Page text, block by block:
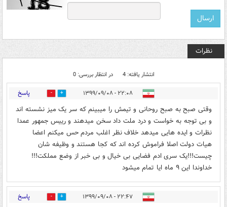
نظرات
انتشار یافته: 4 در انتظار بررسی: 0
۲۲:۰۸ - ۱۳۹۹/۰۹/۰۸ 10 پاسخ
وقتی صبح به صبح روحانی و تیمش را میبینم که سر یک میز نشسته اند
و بی توجه به خواست و درد ملت داد سخن میدهند و رییس جمهور عمدا
نظرات و ایده هایی میدهد خلاف نظر اغلب مردم حس میکنم اعضا
هیات دولت اصلا فراموش کرده اند که کجا هستند و وظیفه شان
چیست!!!یک سری ادم فضایی بی خیال و بی خبر از وضع مملکت!!!
خداوندا این ٩ ماه ایا تمام میشود
۲۲:۴۷ - ۱۳۹۹/۰۹/۰۸ 3 پاسخ